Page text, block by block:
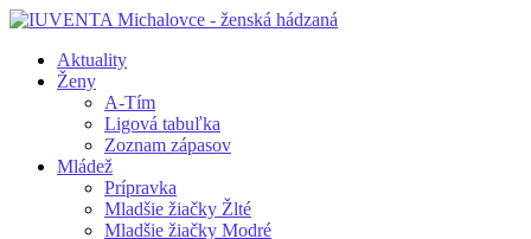
Aktuality
Ženy
A-Tím
Ligová tabuľka
Zoznam zápasov
Mládež
Prípravka
Mladšie žiačky Žlté
Mladšie žiačky Modré